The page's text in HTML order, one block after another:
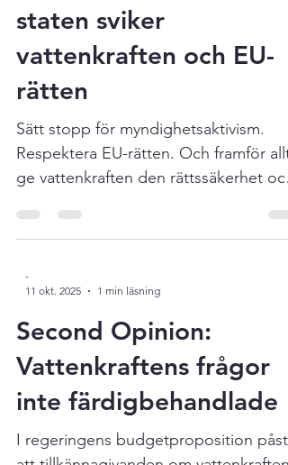
ordföranden i Svensk respektive
vidare här !
Land Lantbruk: När
staten sviker
vattenkraften och EU-
rätten
Sätt stopp för myndighetsaktivism.
Respektera EU-rätten. Och framför allt
ge vattenkraften den rättssäkerhet och
långsiktighet som utlovats. Det skriver
Vattenkraftsförening. Läs Gunders
11 okt. 2025
1 min läsning
Second Opinion:
Vattenkraftens frågor
inte färdigbehandlade